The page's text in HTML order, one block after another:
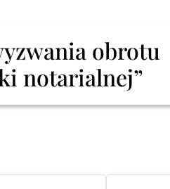
obrotu
notarialnej”